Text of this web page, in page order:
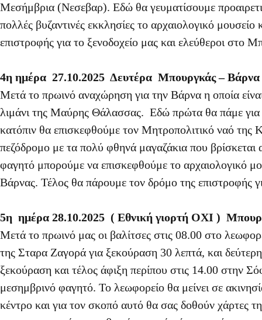
Μεσήμβρια (Νεσεβαρ). Εδώ θα γευματίσουμε
πολλές βυζαντινές εκκλησίες το αρχαιολογικό
επιστροφής για το ξενοδοχείο μας και ελεύθεροι στο
4η ημέρα 27.10.2025 Δευτέρα Μπουργκάς – Βάρνα
Μετά το πρωινό αναχώρηση για την Βάρνα η οποία
λιμάνι της Μαύρης Θάλασσας. Εδώ πρώτα θα πάμε για
κατόπιν θα επισκεφθούμε τον Μητροπολιτικό ναό
πεζόδρομο με τα πολύ φθηνά μαγαζάκια που
φαγητό μπορούμε να επισκεφθούμε το αρχαιολογικό
Βάρνας. Τέλος θα πάρουμε τον δρόμο της
5η ημέρα 28.10.2025 ( Εθνική γιορτή ΟΧΙ )
Μετά το πρωινό μας οι βαλίτσες στις 08.00 στο
της Σταρα Ζαγορά για ξεκούραση 30 λεπτά, και
ξεκούραση και τέλος άφιξη περίπου στις 14.00 στην
μεσημβρινό φαγητό. Το λεωφορείο θα μείνει σε
κέντρο και για τον σκοπό αυτό θα σας δοθούν χάρτες